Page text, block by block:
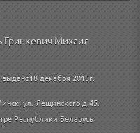
Гринкевич Михаил
декабря 2015г.
ул. Лещинского д 45.
Республики Беларусь